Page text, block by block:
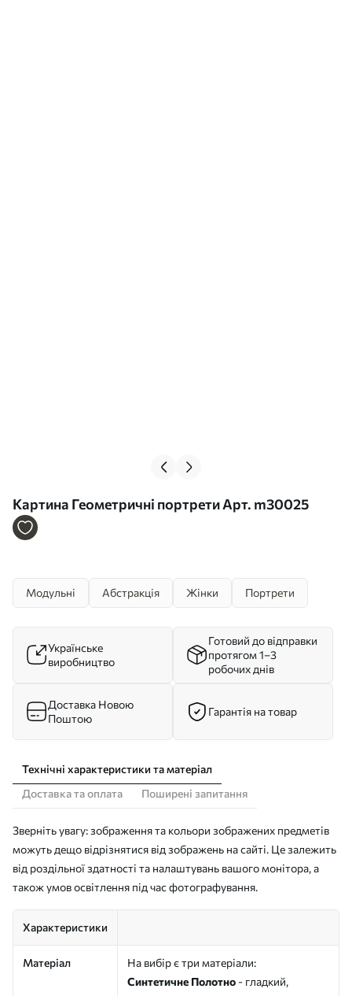
Картина Геометричні портрети Арт. m30025
Модульні Абстракція Жінки Портрети
Українське
виробництво
Готовий до відправки
протягом 1–3
робочих днів
Доставка Новою
Поштою
Гарантія на товар
Технічні характеристики та матеріал
Доставка та оплата
Поширені запитання
Зверніть увагу: зображення та кольори зображених предметів
можуть дещо відрізнятися від зображень на сайті. Це залежить
від роздільної здатності та налаштувань вашого монітора, а
також умов освітлення під час фотографування.
Характеристики
Матеріал
На вибір є три матеріали:
Синтетичне Полотно - гладкий,